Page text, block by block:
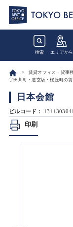
検索 エリアから
賃貸オフィス・貸事
宇田川町・道玄坂・桜丘町の
日本会館
ビルコード： 1311303041
印刷